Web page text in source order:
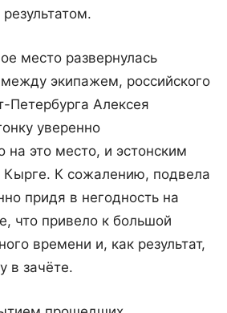
место развернулась
экипажем, российского
Петербурга Алексея
уверенно
на это место, и эстонским
К сожалению, подвела
придя в негодность на
что привело к большой
времени и, как результат,
в зачёте.